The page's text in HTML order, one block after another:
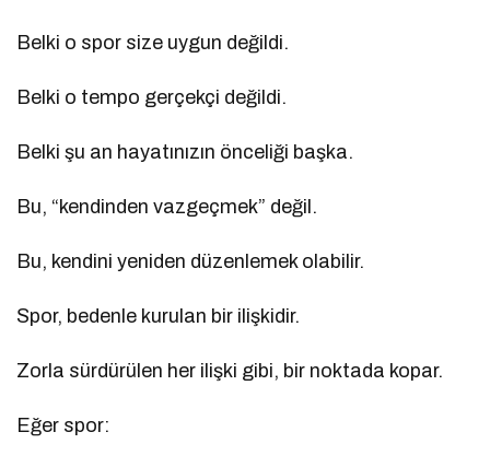
Belki o spor size uygun değildi.
Belki o tempo gerçekçi değildi.
Belki şu an hayatınızın önceliği başka.
Bu, “kendinden vazgeçmek” değil.
Bu, kendini yeniden düzenlemek olabilir.
Spor, bedenle kurulan bir ilişkidir.
Zorla sürdürülen her ilişki gibi, bir noktada kopar.
Eğer spor: